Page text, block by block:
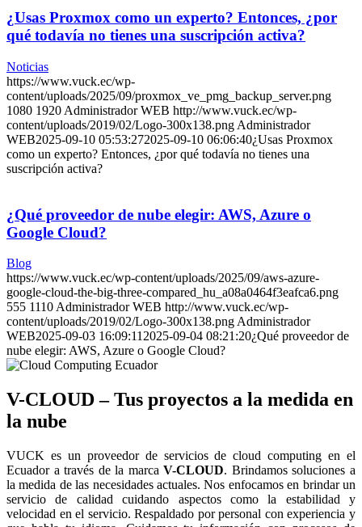
¿Usas Proxmox como un experto? Entonces, ¿por
qué todavía no tienes una suscripción activa?
Noticias
https://www.vuck.ec/wp-
content/uploads/2025/09/proxmox_ve_pmg_backup_server.png
1080 1920 Administrador WEB http://www.vuck.ec/wp-
content/uploads/2019/02/Logo-300x138.png Administrador
WEB2025-09-10 05:53:272025-09-10 06:06:40¿Usas Proxmox
como un experto? Entonces, ¿por qué todavía no tienes una
suscripción activa?
¿Qué proveedor de nube elegir: AWS, Azure o
Google Cloud?
Blog
https://www.vuck.ec/wp-content/uploads/2025/09/aws-azure-
google-cloud-the-big-three-compared_hu_a08a0464f3eafca6.png
555 1110 Administrador WEB http://www.vuck.ec/wp-
content/uploads/2019/02/Logo-300x138.png Administrador
WEB2025-09-03 16:09:11 2025-09-04 08:21:20¿Qué proveedor de
nube elegir: AWS, Azure o Google Cloud?
V-CLOUD – Tus proyectos a la medida en
la nube
VUCK es un proveedor de servicios de cloud computing en el
Ecuador a través de la marcaV-CLOUD. Brindamos soluciones a
la medida de las necesidades actuales. Nos enfocamos en brindar un
servicio de calidad cuidando aspectos como la estabilidad y
velocidad en el servicio. Respaldado por personal con experiencia y